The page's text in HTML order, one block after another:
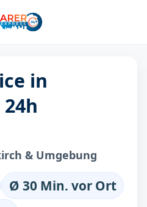
in
& Umgebung
Ø 30 Min. vor Ort